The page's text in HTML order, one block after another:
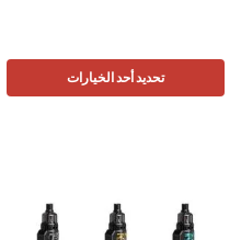
تحديد أحد الخيارات